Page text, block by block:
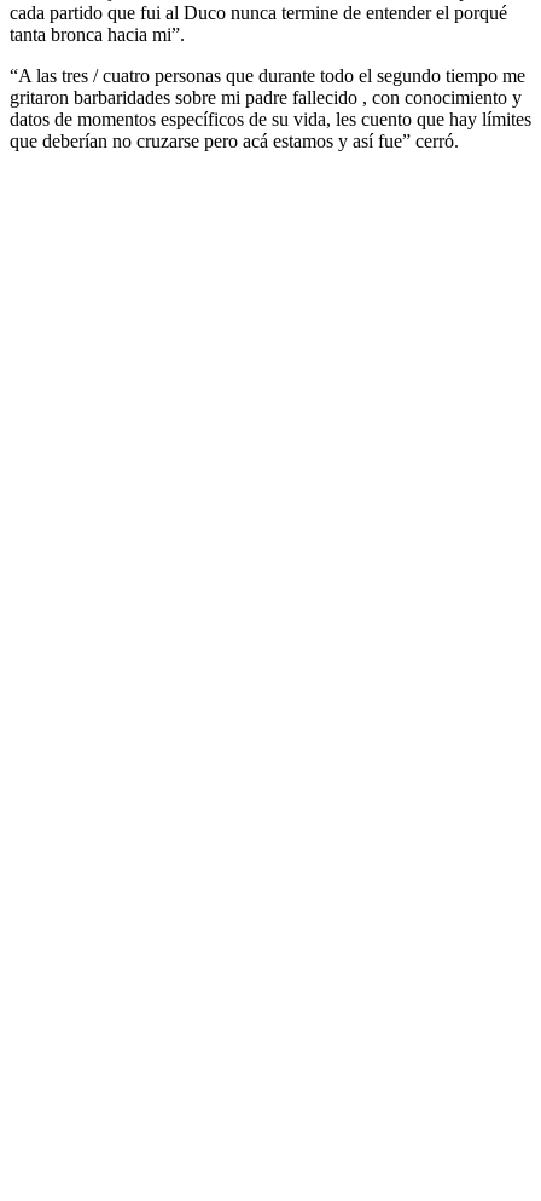
cada partido que fui al Duco nunca termine de entender el porqué
tanta bronca hacia mi”.
“A las tres / cuatro personas que durante todo el segundo tiempo me
gritaron barbaridades sobre mi padre fallecido , con conocimiento y
datos de momentos específicos de su vida, les cuento que hay límites
que deberían no cruzarse pero acá estamos y así fue” cerró.